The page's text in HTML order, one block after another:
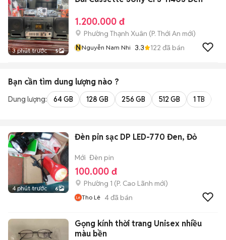
3 phút trước 5
1.200.000 đ
Phường Thạnh Xuân (P. Thới An mới)
NNguyễn Nam Nhi 3.3 122 đã bán
Bạn cần tìm dung lượng nào ?
Dung lượng: 64 GB 128 GB 256 GB 512 GB 1 TB
4 phút trước 6
Đèn pin sạc DP LED-770 Đen, Đỏ
Mới Đèn pin
100.000 đ
Phường 1 (P. Cao Lãnh mới)
Tho Lê 4đã bán
Gọng kính thời trang Unisex nhiều
màu bền